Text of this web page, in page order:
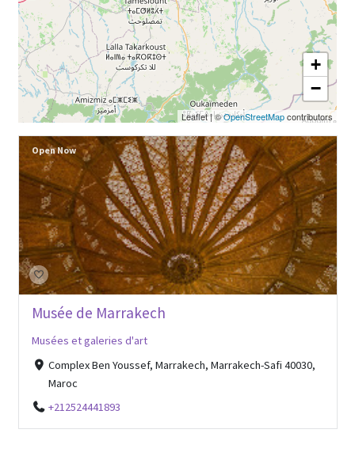
Musée de Marrakech
Musées et galeries d'art
Complex Ben Youssef, Marrakech, Marrakech-Safi 40030,
Maroc
+212524441893
Open Now
+
−
Leaflet|©OpenStreetMapcontributors